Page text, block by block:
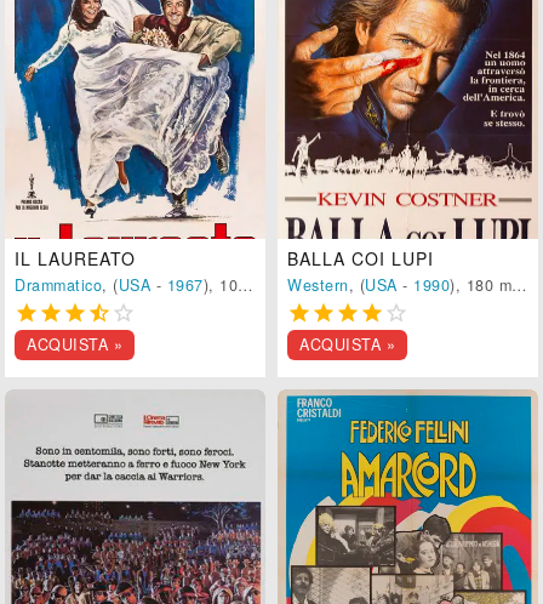
IL LAUREATO
Drammatico, (USA - 1967), 105 min.
    
ACQUISTA »
BALLA COI LUPI
Western, (USA - 1990), 180 min.
    
ACQUISTA »